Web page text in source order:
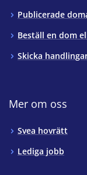
Publicerade
Beställ en dom
Skicka
Mer om oss
Svea hovrätt
Lediga jobb